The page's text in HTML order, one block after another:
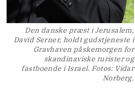
Den danske præst i Jerusalem,
David Serner, holdt gudstjeneste i
Gravhaven påskemorgen for
skandinaviske turister og
fastboende i Israel. Fotos: Vidar
Norberg.